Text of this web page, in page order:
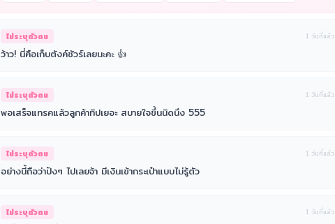
ไม่ระบุตัวตน 1 วันที่แล้ว
ว้าว! นี่คือเก็บตังค์ชัวร์เลยนะคะ 👍
ไม่ระบุตัวตน 1 วันที่แล้ว
พอเสร็จแทรคแล้วลูกค้าทิปเยอะ สบายใจขึ้นนิดนึง 555
ไม่ระบุตัวตน 1 วันที่แล้ว
อย่างนี้ถือว่าปังๆ ไปเลยจ้า มีเงินเข้ากระเป๋าแบบไม่รู้ตัว
ไม่ระบุตัวตน 1 วันที่แล้ว